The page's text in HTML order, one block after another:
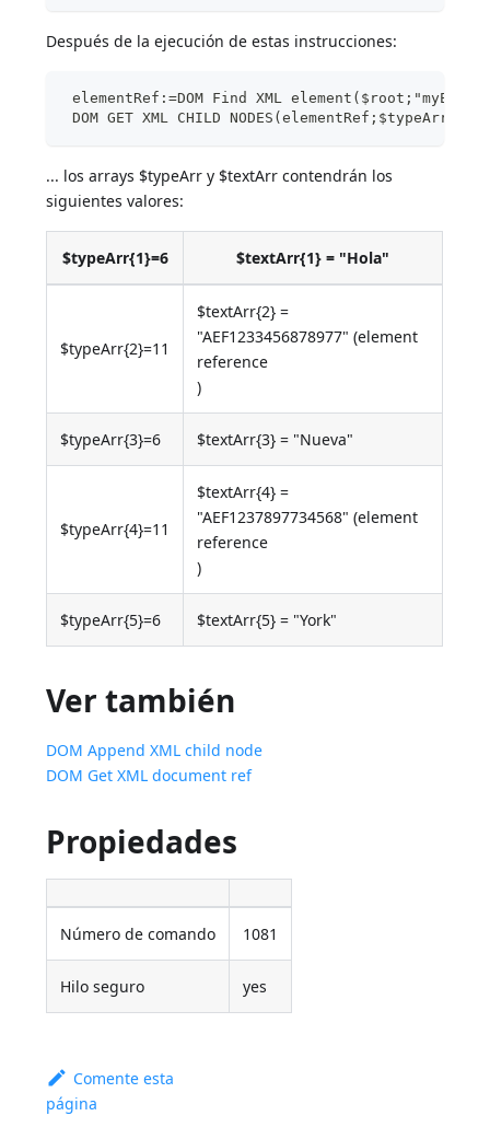
Después de la ejecución de estas instrucciones:
elementRef:=DOM Find XML
DOM GET XML CHILD
... los arrays $typeArr y $textArr contendrán los
siguientes valores:
$typeArr{1}=6 $textArr{1} = "Hola"
$typeArr{2}=11
$textArr{2} =
"AEF1233456878977" (element
reference
)
$typeArr{3}=6 $textArr{3} = "Nueva"
$typeArr{4}=11
$textArr{4} =
"AEF1237897734568" (element
reference
)
$typeArr{5}=6 $textArr{5} = "York"
Ver también
DOM Append XML child node
DOM Get XML document ref
Propiedades
Número de comando 1081
Hilo seguro yes
Comente esta
página